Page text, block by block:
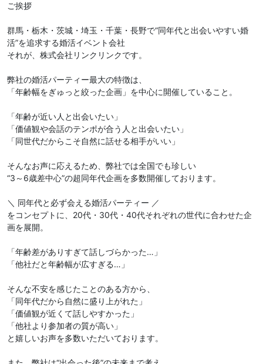
ご挨拶
群馬・栃木・茨城・埼玉・千葉・長野で“同年代と出会いやすい婚
活”を追求する婚活イベント会社
それが、株式会社リンクリンクです。
弊社の婚活パーティー最大の特徴は、
「年齢幅をぎゅっと絞った企画」を中心に開催していること。
「年齢が近い人と出会いたい」
「価値観や会話のテンポが合う人と出会いたい」
「同世代だからこそ自然に話せる相手がいい」
そんなお声に応えるため、弊社では全国でも珍しい
“3～6歳差中心”の超同年代企画を多数開催しております。
＼ 同年代と必ず会える婚活パーティー ／
をコンセプトに、20代・30代・40代それぞれの世代に合わせた企
画を展開。
「年齢差がありすぎて話しづらかった…」
「他社だと年齢幅が広すぎる…」
そんな不安を感じたことのある方から、
「同年代だから自然に盛り上がれた」
「価値観が近くて話しやすかった」
「他社より参加者の質が高い」
と嬉しいお声を多数いただいております。